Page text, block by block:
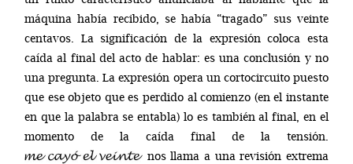
máquina había recibido, se había “tragado” sus veinte
centavos. La significación de la expresión coloca esta
caída al final del acto de hablar: es una conclusión y no
una pregunta. La expresión opera un cortocircuito puesto
que ese objeto que es perdido al comienzo (en el instante
en que la palabra se entabla) lo es también al final, en el
momento de la caída final de la tensión.
nos llama a una revisión extrema